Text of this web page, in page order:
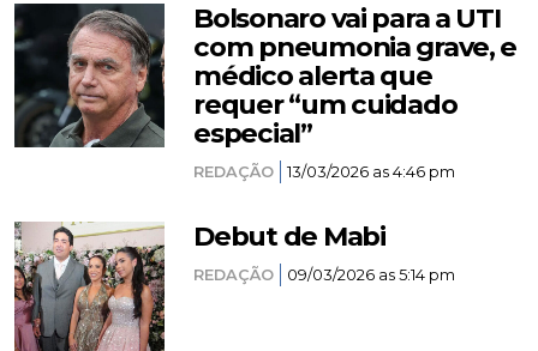
Bolsonaro vai para a UTI
com pneumonia grave, e
médico alerta que
requer “um cuidado
especial”
REDAÇÃO 13/03/2026 as 4:46 pm
Debut de Mabi
REDAÇÃO 09/03/2026 as 5:14 pm